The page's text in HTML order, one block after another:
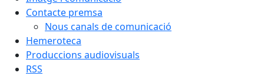
Contacte premsa
Nous canals de comunicació
Hemeroteca
Produccions audiovisuals
RSS